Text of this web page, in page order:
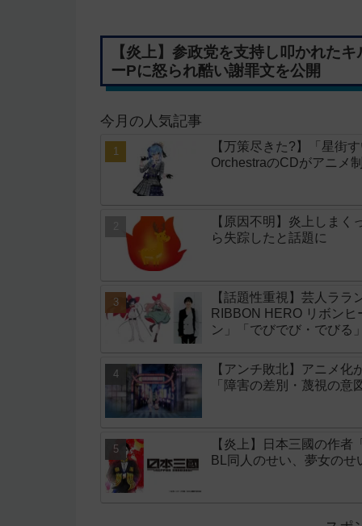
【炎上】参政党を支持し叩かれた
ーPに怒られ酷い謝罪文を公開
今月の人気記事
【万策尽きた?】「星街
OrchestraのCDがアニメ
【原因不明】炎上しま
ら失踪したと話題に
【話題性重視】芸人ラ
RIBBON HERO リボン
ン」「でびでび・でびる
【アンチ敗北】アニメ
「障害の差別・蔑視の
【炎上】日本三國の作
BL同人のせい、夢女の